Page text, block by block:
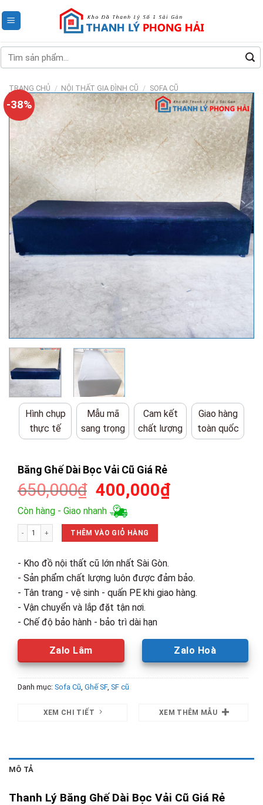
to
Tìm
kiếm:
TRANG CHỦ / NỘI THẤT GIA ĐÌNH CŨ / SOFA CŨ
-38%
Hình chụp
thực tế
Mẫu mã
sang trọng
Cam kết
chất lượng
Giao hàng
toàn quốc
Băng Ghế Dài Bọc Vải Cũ Giá Rẻ
650,000₫ Giá
gốc
là:
650,000₫.
400,000₫Giá
Còn hàng - Giao nhanh
Băng Ghế Dài Bọc Vải Cũ Giá Rẻ số lượng
THÊM VÀO GIỎ HÀNG
- Kho đồ nội thất cũ lớn nhất Sài Gòn.
- Sản phẩm chất lượng luôn được đảm bảo.
- Tân trang - vệ sinh - quấn PE khi giao hàng.
- Vận chuyển và lắp đặt tận nơi.
- Chế độ bảo hành - bảo trì dài hạn
Zalo Lâm Zalo Hoà
Danh mục: Sofa Cũ, Ghế SF, SF cũ
XEM CHI TIẾT XEM THÊM MẪU
MÔ TẢ
Thanh Lý Băng Ghế Dài Bọc Vải Cũ Giá Rẻ